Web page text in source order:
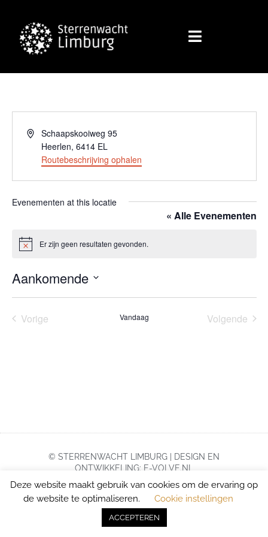
AdresSchaapskooiweg 95
Heerlen, 6414 EL
Routebeschrijving ophalen
Evenementen at this locatie
« Alle Evenementen
BerichtEr zijn geen resultaten gevonden.
Aankomende
een
VorigeEvenementen Vandaag Volgende
© STERRENWACHT LIMBURG | DESIGN EN
ONTWIKKELING: E-VOLVE.NL
Deze website maakt gebruik van cookies om de ervaring op
de website te optimaliseren.
Cookie instellingen
ACCEPTEREN